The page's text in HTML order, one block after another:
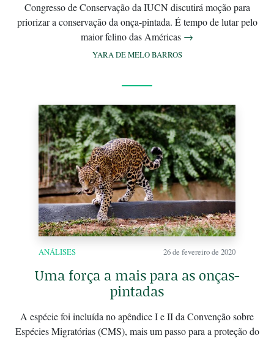
Congresso de Conservação da IUCN discutirá moção para
priorizar a conservação da onça-pintada. É tempo de lutar pelo
maior felino das Américas →
YARA DE MELO BARROS
ANÁLISES 26 de fevereiro de 2020
Uma força a mais para as onças-
pintadas
A espécie foi incluída no apêndice I e II da Convenção sobre
Espécies Migratórias (CMS), mais um passo para a proteção do